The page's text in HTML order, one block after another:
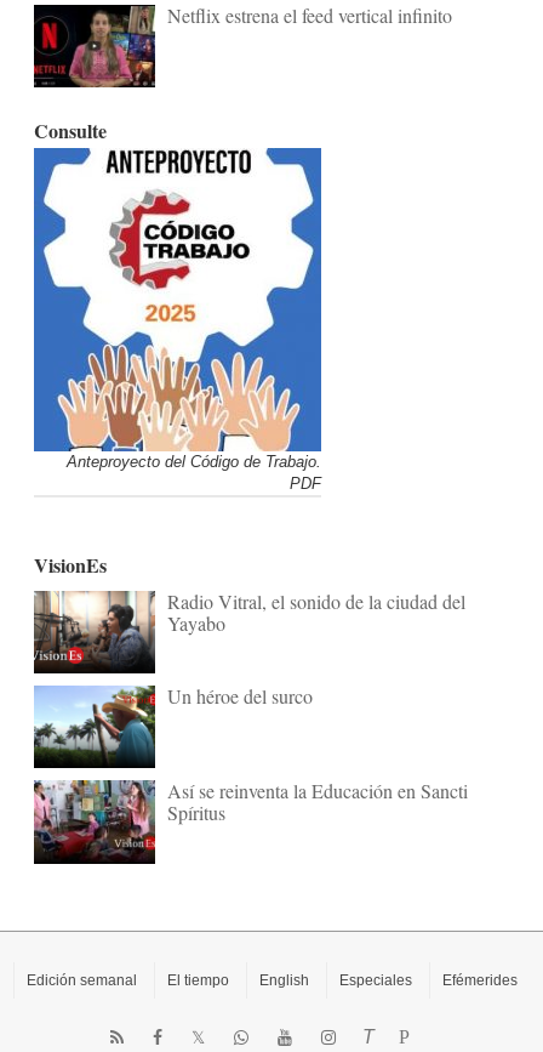
Netflix estrena el feed vertical infinito
Consulte
Anteproyecto del Código de Trabajo.
PDF
VisionEs
Radio Vitral, el sonido de la ciudad del
Yayabo
Un héroe del surco
Así se reinventa la Educación en Sancti
Spíritus
Edición semanal El tiempo English Especiales Efémerides
T P